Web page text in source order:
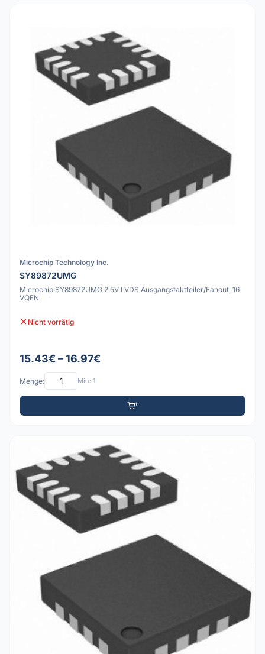
Microchip Technology Inc.
SY89872UMG
Microchip SY89872UMG 2.5V LVDS Ausgangstaktteiler/Fanout, 16
VQFN
Nicht vorrätig
15.43€ – 16.97€
Menge: Min: 1